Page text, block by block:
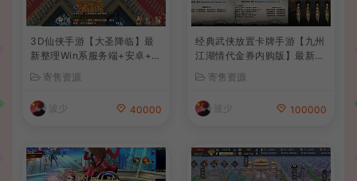
3D仙侠手游【大圣降临】最
新整理Win系服务端+安卓+C
DK授权后台+详细搭建教程
+前后端全套源码
寄售资源
波少 40000
经典武侠放置卡牌手游【九州
江湖情代金券内购版】最新整
理单机一键即玩镜像端+Linu
x手工服务端+安卓苹果双端+
CDK授权后台+详细搭建教程
寄售资源
波少 100000